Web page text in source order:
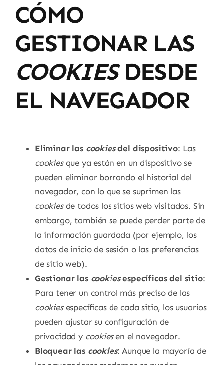
CÓMO
GESTIONAR LAS
COOKIESDESDE
EL NAVEGADOR
Eliminar las cookiesdel dispositivo: Las
cookies que ya están en un dispositivo se
pueden eliminar borrando el historial del
navegador, con lo que se suprimen las
cookies de todos los sitios web visitados. Sin
embargo, también se puede perder parte de
la información guardada (por ejemplo, los
datos de inicio de sesión o las preferencias
de sitio web).
Gestionar las cookiesespecíficas del sitio:
Para tener un control más preciso de las
cookies específicas de cada sitio, los usuarios
pueden ajustar su configuración de
privacidad y cookies en el navegador.
Bloquear las cookies: Aunque la mayoría de